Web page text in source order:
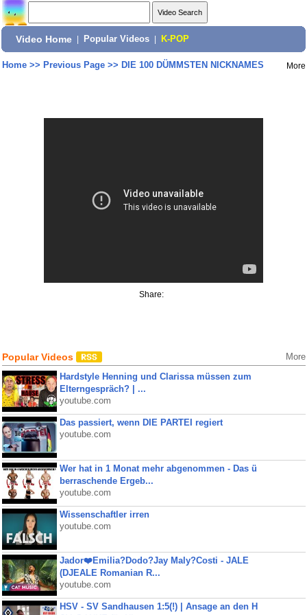
Video Home Popular Videos K-POP
Home>> Previous Page>> DIE 100 DÜMMSTEN NICKNAMES More
Share:
Popular Videos More
Hardstyle Henning und Clarissa müssen zum
Elterngespräch? | ...
youtube.com
Das passiert, wenn DIE PARTEI regiert
youtube.com
Wer hat in 1 Monat mehr abgenommen - Das ü
berraschende Ergeb...
youtube.com
Wissenschaftler irren
youtube.com
Jador❤️Emilia?Dodo?Jay Maly?Costi - JALE
(DJEALE Romanian R...
youtube.com
HSV - SV Sandhausen 1:5(!) | Ansage an den H